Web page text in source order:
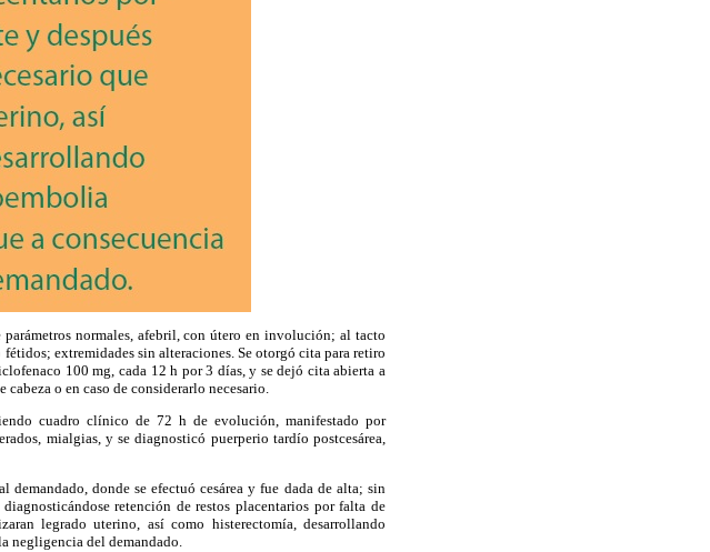
normales, afebril, con útero en involución; al tacto
extremidades sin alteraciones. Se otorgó cita para retiro
100 mg, cada 12 h por 3 días, y se dejó cita abierta a
o en caso de considerarlo necesario.
cuadro clínico de 72 h de evolución, manifestado por
mialgias, y se diagnosticó puerperio tardío postcesárea,
donde se efectuó cesárea y fue dada de alta; sin
retención de restos placentarios por falta de
legrado uterino, así como histerectomía, desarrollando
negligencia del demandado.